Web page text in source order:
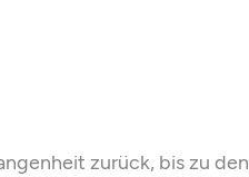
zurück, bis zu den